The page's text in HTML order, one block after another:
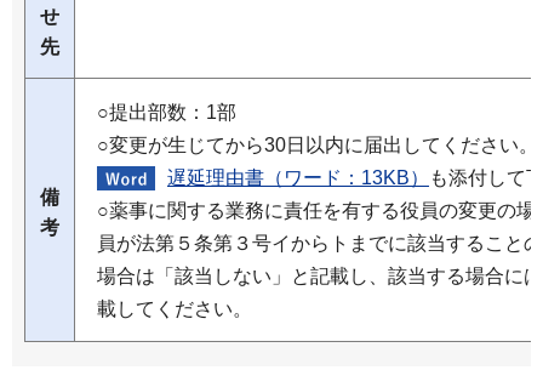
せ
先
備
考
○提出部数：1部
○変更が生じてから30日以内に届出してください
遅延理由書（ワード：13KB）
も添付して
○薬事に関する業務に責任を有する役員の変更の
員が法第５条第３号イからトまでに該当すること
場合は「該当しない」と記載し、該当する場合に
載してください。